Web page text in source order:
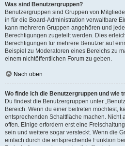
Was sind Benutzergruppen?
Benutzergruppen sind Gruppen von
in für die Board-Administration verwaltbare
kann mehreren Gruppen angehören und
Berechtigungen zugeteilt werden. Dies
Berechtigungen für mehrere Benutzer auf
Beispiel zu Moderatoren eines Bereichs zu
einem nichtöffentlichen Forum zu geben.
Nach oben
Wo finde ich die Benutzergruppen und wie
Du findest die Benutzergruppen unter
Bereich. Wenn du einer beitreten möchtest,
entsprechenden Schaltfläche machen. Nicht
offen. Einige erfordern erst eine
sein und weitere sogar versteckt. Wenn die
einfach durch die entsprechende Funktion